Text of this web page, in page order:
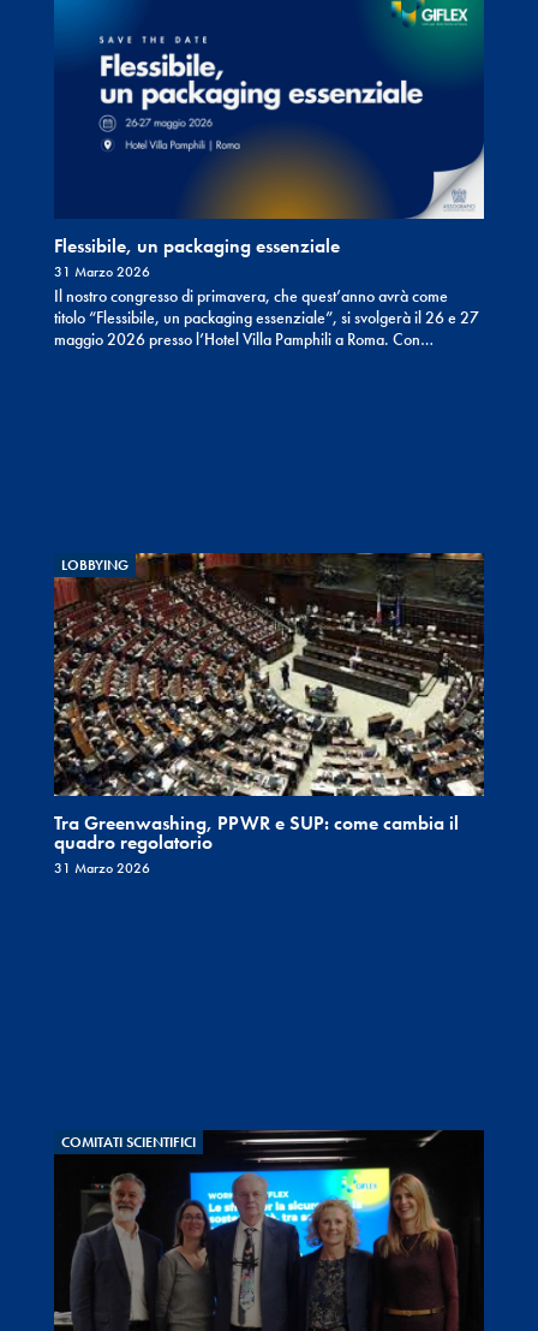
Flessibile, un packaging essenziale
31 Marzo 2026
Il nostro congresso di primavera, che quest’anno avrà come
titolo “Flessibile, un packaging essenziale”, si svolgerà il 26 e 27
maggio 2026 presso l’Hotel Villa Pamphili a Roma. Con…
LOBBYING
Tra Greenwashing, PPWR e SUP: come cambia il
quadro regolatorio
31 Marzo 2026
COMITATI SCIENTIFICI